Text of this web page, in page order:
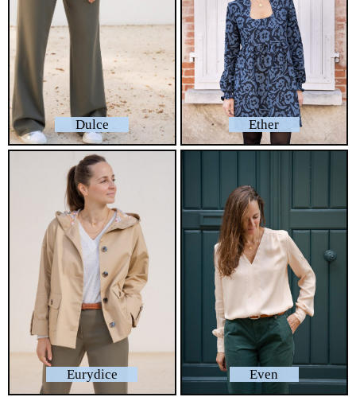
Dulce Ether
Eurydice Even